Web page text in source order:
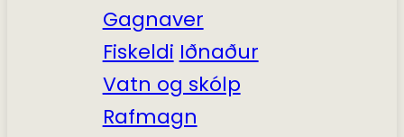
Gagnaver
FiskeldiIðnaður
Vatn og skólp
Rafmagn